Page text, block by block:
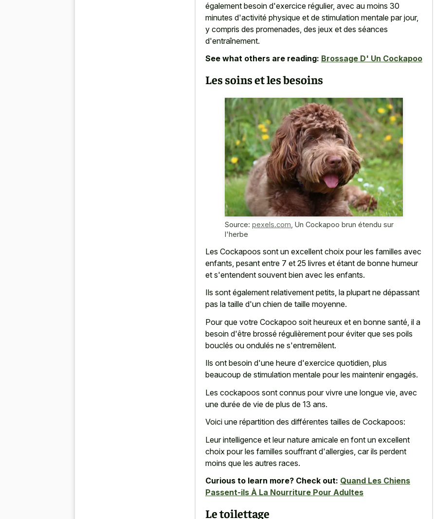
également besoin d'exercice régulier, avec au moins 30
minutes d'activité physique et de stimulation mentale par jour,
y compris des promenades, des jeux et des séances
d'entraînement.
See what others are reading: Brossage D' Un Cockapoo
Les soins et les besoins
Source: pexels.com, Un Cockapoo brun étendu sur
l'herbe
Les Cockapoos sont un excellent choix pour les familles avec
enfants, pesant entre 7 et 25 livres et étant de bonne humeur
et s'entendent souvent bien avec les enfants.
Ils sont également relativement petits, la plupart ne dépassant
pas la taille d'un chien de taille moyenne.
Pour que votre Cockapoo soit heureux et en bonne santé, il a
besoin d'être brossé régulièrement pour éviter que ses poils
bouclés ou ondulés ne s'entremêlent.
Ils ont besoin d'une heure d'exercice quotidien, plus
beaucoup de stimulation mentale pour les maintenir engagés.
Les cockapoos sont connus pour vivre une longue vie, avec
une durée de vie de plus de 13 ans.
Voici une répartition des différentes tailles de Cockapoos:
Leur intelligence et leur nature amicale en font un excellent
choix pour les familles souffrant d'allergies, car ils perdent
moins que les autres races.
Curious to learn more? Check out: Quand Les Chiens
Passent-ils À La Nourriture Pour Adultes
Le toilettage